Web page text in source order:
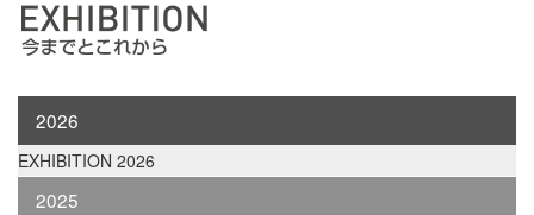
2026
EXHIBITION 2026
2025